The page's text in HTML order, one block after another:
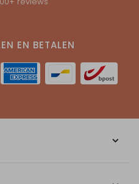
EN BETALEN